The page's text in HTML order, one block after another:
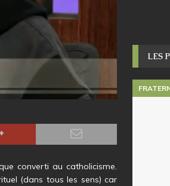
converti au catholicisme.
(dans tous les sens) car
LES